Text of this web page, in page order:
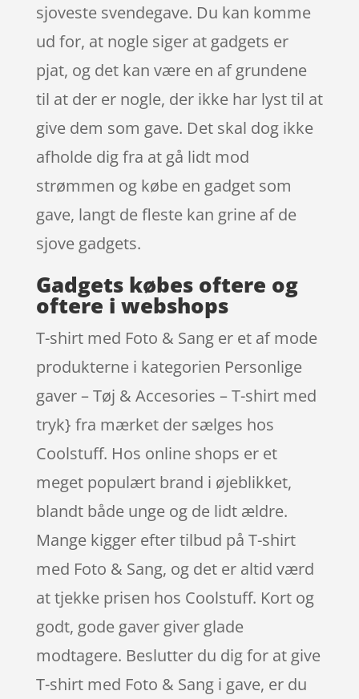
sjoveste svendegave. Du kan komme
ud for, at nogle siger at gadgets er
pjat, og det kan være en af grundene
til at der er nogle, der ikke har lyst til at
give dem som gave. Det skal dog ikke
afholde dig fra at gå lidt mod
strømmen og købe en gadget som
gave, langt de fleste kan grine af de
sjove gadgets.
Gadgets købes oftere og
oftere i webshops
T-shirt med Foto & Sang er et af mode
produkterne i kategorien Personlige
gaver – Tøj & Accesories – T-shirt med
tryk} fra mærket der sælges hos
Coolstuff. Hos online shops er et
meget populært brand i øjeblikket,
blandt både unge og de lidt ældre.
Mange kigger efter tilbud på T-shirt
med Foto & Sang, og det er altid værd
at tjekke prisen hos Coolstuff. Kort og
godt, gode gaver giver glade
modtagere. Beslutter du dig for at give
T-shirt med Foto & Sang i gave, er du